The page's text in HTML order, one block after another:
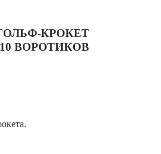
КРОКЕТ
ВОРОТИКОВ